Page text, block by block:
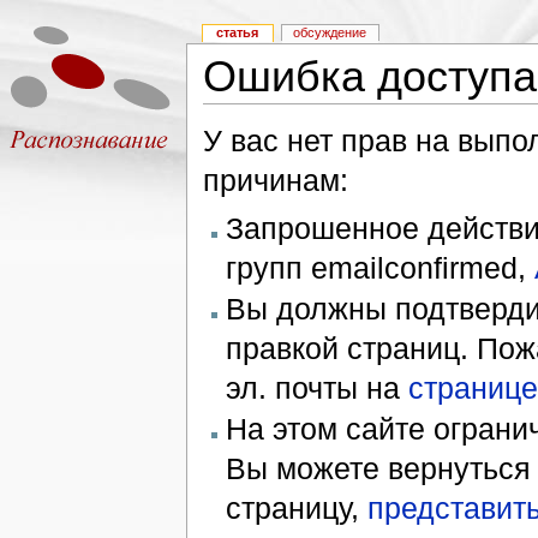
Ошибка доступа
У вас нет прав на
причинам:
Запрошенное
групп emailconfirmed,
Вы должны
правкой страниц.
эл. почты на
На этом сайте
Вы можете
страницу,
статья обсуждение